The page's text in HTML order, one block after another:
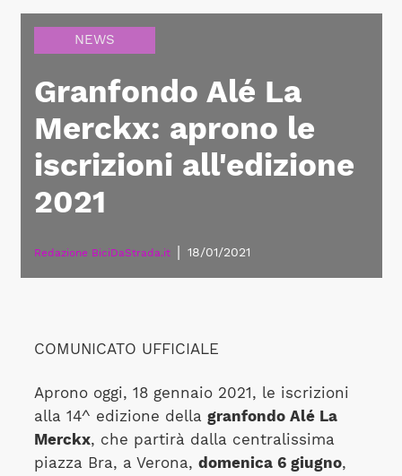
NEWS
Granfondo Alé La
Merckx: aprono le
iscrizioni all'edizione
2021
Redazione BiciDaStrada.it 18/01/2021
COMUNICATO UFFICIALE
Aprono oggi, 18 gennaio 2021, le iscrizioni
alla 14^ edizione della granfondo Alé La
Merckx, che partirà dalla centralissima
piazza Bra, a Verona, domenica 6 giugno,